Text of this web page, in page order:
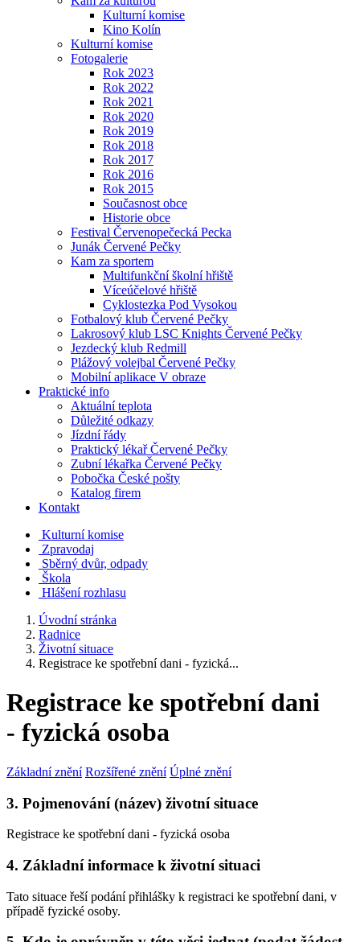
Kulturní komise
Kino Kolín
Kulturní komise
Fotogalerie
Rok 2023
Rok 2022
Rok 2021
Rok 2020
Rok 2019
Rok 2018
Rok 2017
Rok 2016
Rok 2015
Současnost obce
Historie obce
Festival Červenopečecká Pecka
Junák Červené Pečky
Kam za sportem
Multifunkční školní hřiště
Víceúčelové hřiště
Cyklostezka Pod Vysokou
Fotbalový klub Červené Pečky
Lakrosový klub LSC Knights Červené Pečky
Jezdecký klub Redmill
Plážový volejbal Červené Pečky
Mobilní aplikace V obraze
Praktické info
Aktuální teplota
Důležité odkazy
Jízdní řády
Praktický lékař Červené Pečky
Zubní lékařka Červené Pečky
Pobočka České pošty
Katalog firem
Kontakt
Kulturní komise
Zpravodaj
Sběrný dvůr, odpady
Škola
Hlášení rozhlasu
Úvodní stránka
Radnice
Životní situace
Registrace ke spotřební dani - fyzická...
Registrace ke spotřební dani
- fyzická osoba
Základní znění Rozšířené znění Úplné znění
3. Pojmenování (název) životní situace
Registrace ke spotřební dani - fyzická osoba
4. Základní informace k životní situaci
Tato situace řeší podání přihlášky k registraci ke spotřební dani, v
případě fyzické osoby.